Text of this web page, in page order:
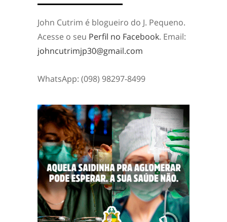
John Cutrim é blogueiro do J. Pequeno.
Acesse o seu Perfil no Facebook. Email:
johncutrimjp30@gmail.com
WhatsApp: (098) 98297-8499